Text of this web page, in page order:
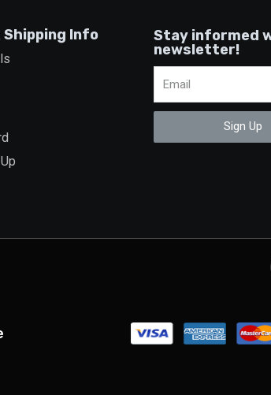
Info
Stay informed
newsletter!
Sign Up